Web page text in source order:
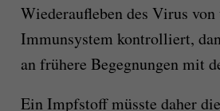
Wiederaufleben des Virus von
Immunsystem kontrolliert,
an frühere Begegnungen mit
Ein Impfstoff müsste daher die